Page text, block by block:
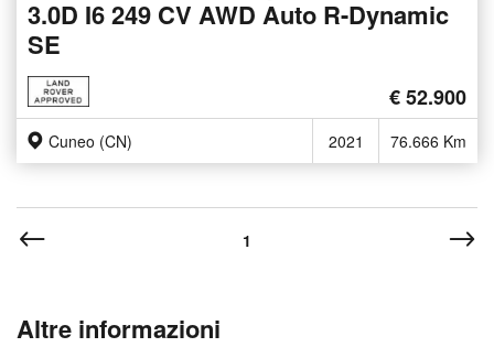
3.0D I6 249 CV AWD Auto R-Dynamic
SE
€ 52.900
Cuneo (CN) 2021 76.666 Km
1
Altre informazioni